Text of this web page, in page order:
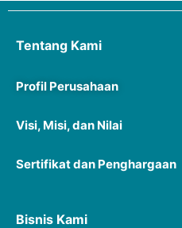
Tentang Kami
Profil Perusahaan
Visi, Misi, dan Nilai
Sertifikat dan Penghargaan
Bisnis Kami